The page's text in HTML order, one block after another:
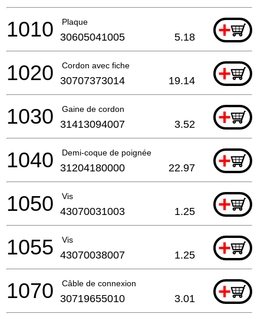
Plaque +
1010 30605041005 5.18
Cordon avec fiche +
1020 30707373014 19.14
Gaine de cordon +
1030 31413094007 3.52
Demi-coque de poignée +
1040 31204180000 22.97
Vis +
1050 43070031003 1.25
Vis +
1055 43070038007 1.25
Câble de connexion +
1070 30719655010 3.01